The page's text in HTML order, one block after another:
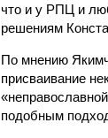
что и у РПЦ и
решениям
По мнению
присваивание
подобным